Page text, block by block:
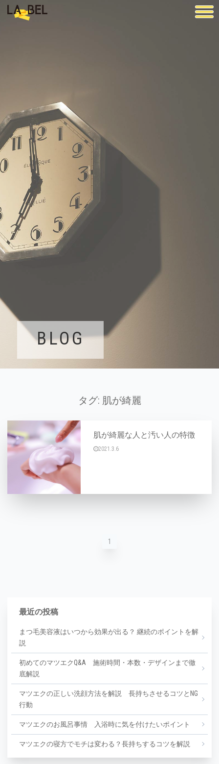
BLOG
タグ: 肌が綺麗
肌が綺麗な人と汚い人の特徴
2021.3.6
1
最近の投稿
まつ毛美容液はいつから効果が出る？ 継続のポイントを解
説
初めてのマツエクQ&A 施術時間・本数・デザインまで徹
底解説
マツエクの正しい洗顔方法を解説 長持ちさせるコツとNG
行動
マツエクのお風呂事情 入浴時に気を付けたいポイント
マツエクの寝方でモチは変わる？長持ちするコツを解説